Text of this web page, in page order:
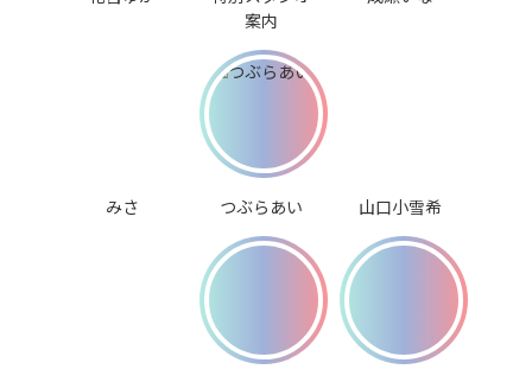
案内
みさ つぶらあい 山口小雪希